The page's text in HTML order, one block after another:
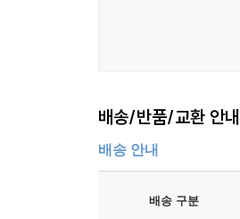
배송/반품/교환 안내
배송 안내
배송 구분